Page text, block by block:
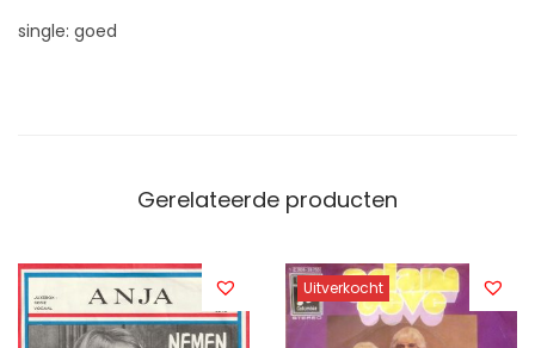
single: goed
Gerelateerde producten
Uitverkocht